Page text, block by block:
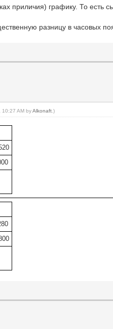
приличия) графику. То
разницу в часовых
10:27 AM byAlkonaft .)